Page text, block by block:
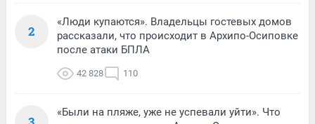
2
«Люди купаются». Владельцы гостевых домов
рассказали, что происходит в Архипо-Осиповке
после атаки БПЛА
42 828 110
«Были на пляже, уже не успевали уйти». Что